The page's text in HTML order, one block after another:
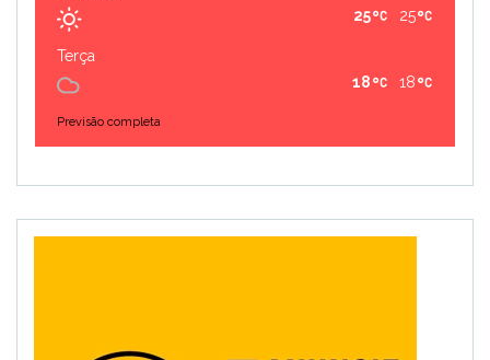
25
25
Terça
18
18
Previsão completa